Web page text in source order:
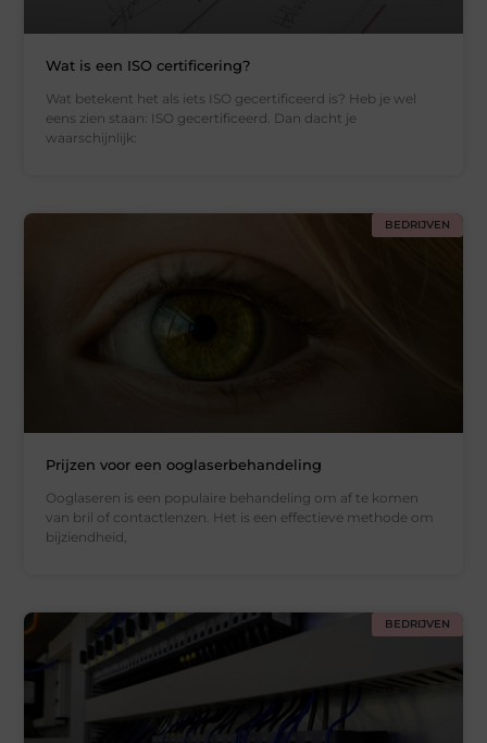
Wat is een ISO certificering?
Wat betekent het als iets ISO gecertificeerd is? Heb je wel
eens zien staan: ISO gecertificeerd. Dan dacht je
waarschijnlijk:
BEDRIJVEN
Prijzen voor een ooglaserbehandeling
Ooglaseren is een populaire behandeling om af te komen
van bril of contactlenzen. Het is een effectieve methode om
bijziendheid,
BEDRIJVEN